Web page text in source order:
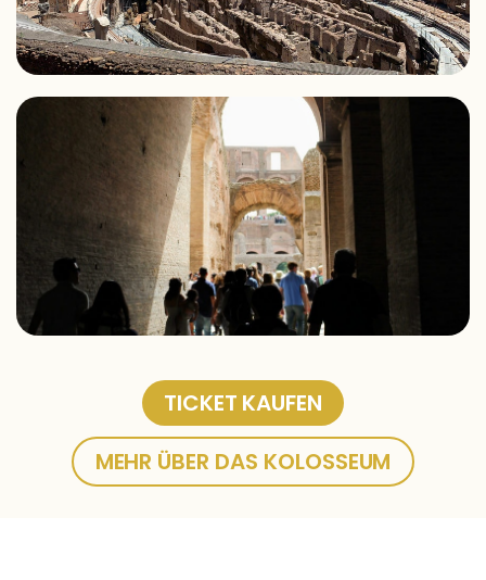
TICKET KAUFEN
MEHR ÜBER DAS KOLOSSEUM